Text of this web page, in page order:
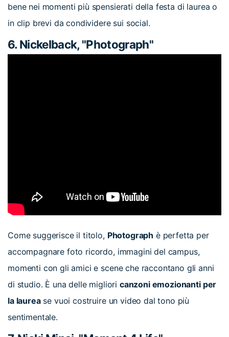
bene nei momenti più spensierati della festa di laurea o
in clip brevi da condividere sui social.
6. Nickelback, "Photograph"
Come suggerisce il titolo, Photograph è perfetta per
accompagnare foto ricordo, immagini del campus,
momenti con gli amici e scene che raccontano gli anni
di studio. È una delle migliori canzoni emozionanti per
la laurease vuoi costruire un video dal tono più
sentimentale.